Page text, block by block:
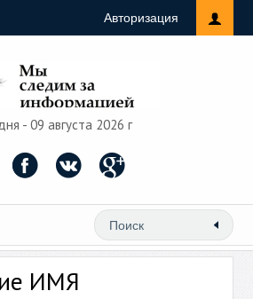
Авторизация
- 09 августа 2026 г
ИМЯ